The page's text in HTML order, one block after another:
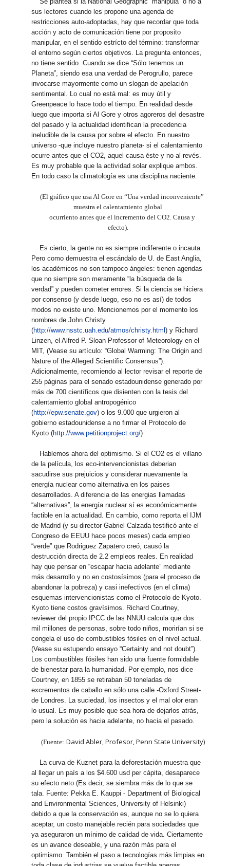
sus lectores cuando les propone una agenda de
restricciones auto-adoptadas, hay que recordar que toda
acción y acto de comunicación tiene por proposito
manipular, en el sentido estrícto del término: transformar
el entorno según ciertos objetivos. La pregunta entonces,
no tiene sentido. Cuando se dice “Sólo tenemos un
Planeta”, siendo esa una verdad de Perogrullo, parece
invocarse mayormente como un slogan de apelación
sentimental. Lo cual no está mal: es muy útil y
Greenpeace lo hace todo el tiempo. En realidad desde
luego que importa si Al Gore y otros agoreros del desastre
del pasado y la actualidad identifican la precedencia
ineludible de la causa por sobre el efecto. En nuestro
universo -que incluye nuestro planeta- si el calentamiento
ocurre antes que el CO2, aquel causa éste y no al revés.
Es muy probable que la actividad solar explique ambos.
En todo caso la climatología es una disciplina naciente.
(El gráfico que usa Al Gore en “Una verdad inconveniente”
muestra el calentamiento global
ocurriento antes que el incremento del CO2. Causa y
efecto).
Es cierto, la gente no es siempre indiferente o incauta.
Pero como demuestra el escándalo de U. de East Anglia,
los académicos no son tampoco ángeles: tienen agendas
que no siempre son meramente “la búsqueda de la
verdad” y pueden cometer errores. Si la ciencia se hiciera
por consenso (y desde luego, eso no es así) de todos
modos no existe uno. Mencionemos por el momento los
nombres de John Christy
(http://www.nsstc.uah.edu/atmos/christy.html) y Richard
Linzen, el Alfred P. Sloan Professor of Meteorology en el
MIT, (Vease su artículo: “Global Warming: The Origin and
Nature of the Alleged Scientific Consensus”).
Adicionalmente, recomiendo al lector revisar el reporte de
255 páginas para el senado estadounidense generado por
más de 700 científicos que disienten con la tesis del
calentamiento global antropogénico
(http://epw.senate.gov) o los 9.000 que urgieron al
gobierno estadounidense a no firmar el Protocolo de
Kyoto (http://www.petitionproject.org/)
Hablemos ahora del optimismo. Si el CO2 es el villano
de la película, los eco-intervencionistas deberian
sacudirse sus prejuicios y considerar nuevamente la
energía nuclear como alternativa en los paises
desarrollados. A diferencia de las energias llamadas
“alternativas”, la energía nuclear sí es económicamente
factible en la actualidad. En cambio, como reporta el IJM
de Madrid (y su director Gabriel Calzada testificó ante el
Congreso de EEUU hace pocos meses) cada empleo
“verde” que Rodriguez Zapatero creó, causó la
destrucción directa de 2.2 empleos reales. En realidad
hay que pensar en “escapar hacia adelante” mediante
más desarrollo y no en costosísimos (para el proceso de
abandonar la pobreza) y casi inefectivos (en el clima)
esquemas intervencionistas como el Protocolo de Kyoto.
Kyoto tiene costos gravísimos. Richard Courtney,
reviewer del propio IPCC de las NNUU calcula que dos
mil millones de personas, sobre todo niños, morirían si se
congela el uso de combustibles fósiles en el nivel actual.
(Vease su estupendo ensayo “Certainty and not doubt”).
Los combustibles fósiles han sido una fuente formidable
de bienestar para la humanidad. Por ejemplo, nos dice
Courtney, en 1855 se retiraban 50 toneladas de
excrementos de caballo en sólo una calle -Oxford Street-
de Londres. La suciedad, los insectos y el mal olor eran
lo usual. Es muy posible que sea hora de dejarlos atrás,
pero la solución es hacia adelante, no hacia el pasado.
(Fuente: David Abler, Profesor, Penn State University)
La curva de Kuznet para la deforestación muestra que
al llegar un país a los $4.600 usd per cápita, desaparece
su efecto neto (Es decir, se siembra más de lo que se
tala. Fuente: Pekka E. Kauppi - Department of Biological
and Environmental Sciences, University of Helsinki)
debido a que la conservación es, aunque no se lo quiera
aceptar, un costo manejable recién para sociedades que
ya aseguraron un mínimo de calidad de vida. Ciertamente
es un avance deseable, y una razón más para el
optimismo. También el paso a tecnologías más limpias en